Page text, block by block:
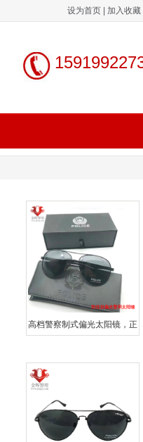
设为首页 加入收藏
高档警察制式偏光太阳镜，正